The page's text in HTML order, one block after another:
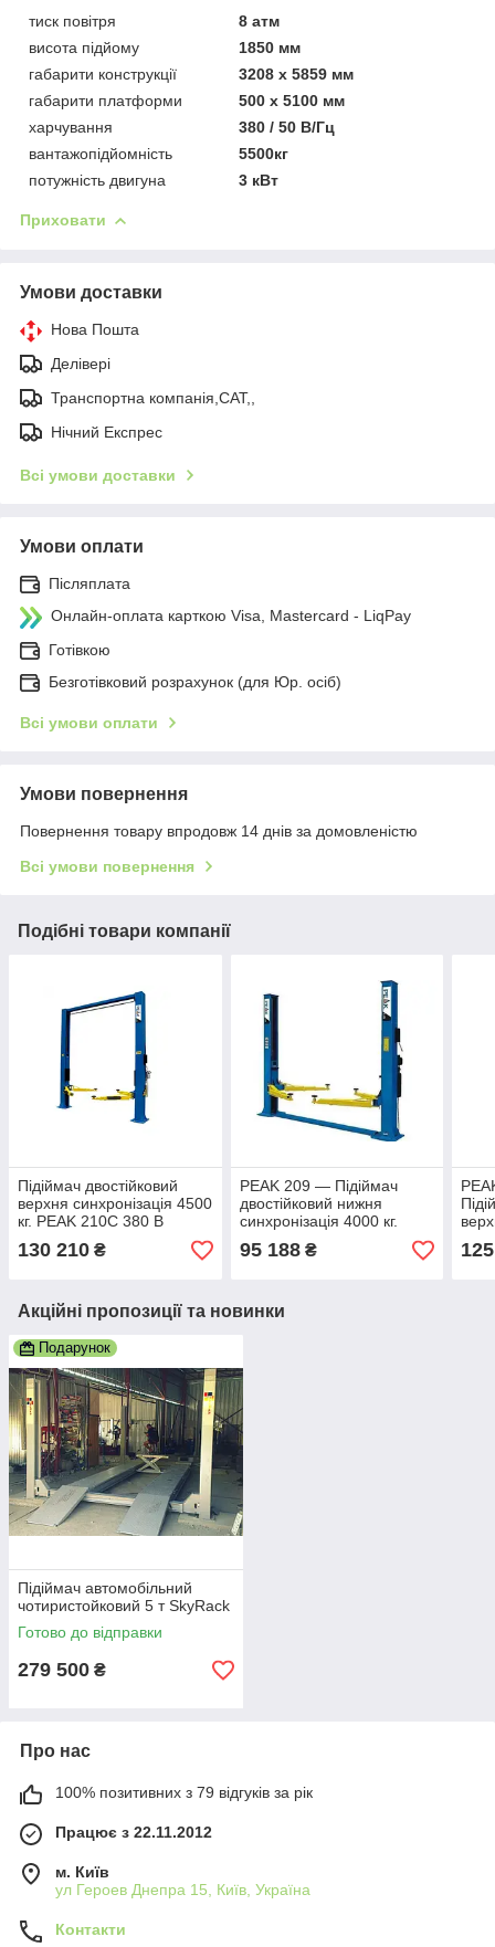
тиск повітря
8 атм
висота підйому
1850 мм
габарити конструкції
3208 х 5859 мм
габарити платформи
500 х 5100 мм
харчування
380 / 50 В/Гц
вантажопідйомність
5500кг
потужність двигуна
3 кВт
Приховати
Умови доставки
Нова Пошта
Делівері
Транспортна компанія,САТ,,
Нічний Експрес
Всі умови доставки
Умови оплати
Післяплата
Онлайн-оплата карткою Visa, Mastercard - LiqPay
Готівкою
Безготівковий розрахунок (для Юр. осіб)
Всі умови оплати
Умови повернення
Повернення товару впродовж 14 днів за домовленістю
Всі умови повернення
Подібні товари компанії
Підіймач двостійковий
верхня синхронізація 4500
кг. PEAK 210C 380 В
130 210 ₴
PEAK 209 — Підіймач
двостійковий нижня
синхронізація 4000 кг.
95 188₴
Акційні пропозиції та новинки
Подарунок
Підіймач автомобільний
чотиристойковий 5 т SkyRack
Готово до відправки
279 500 ₴
Про нас
100% позитивних з 79 відгуків за рік
Працює з 22.11.2012
м. Київ
ул Героев Днепра 15, Київ, Україна
Контакти